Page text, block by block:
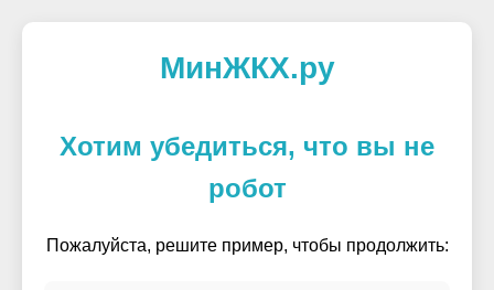
МинЖКХ.ру
Хотим убедиться, что вы не
робот
Пожалуйста, решите пример, чтобы продолжить: